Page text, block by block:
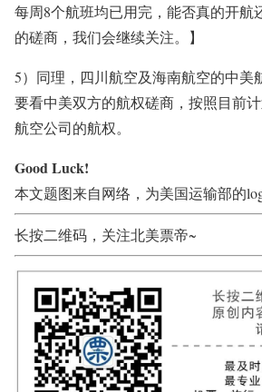
每周8个航班均已用完，能否真的开航
的磋商，我们会继续关注。】
5）同理，四川航空及海南航空的中美
要看中美双方的航权磋商，按照目前
航空公司的航权。
Good Luck!
本文题图来自网络，为美国运输部的
长按二维码，关注北美票帝~